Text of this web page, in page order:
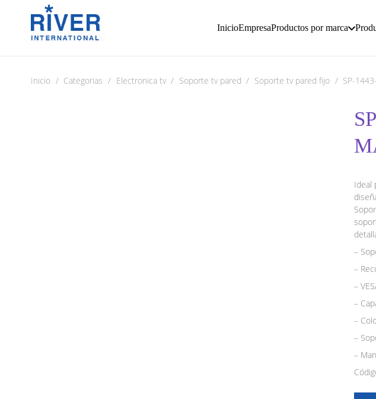
InicioEmpresaProductos por marca
Inicio / Categorias / Electronica tv / Soporte tv pared / Soporte tv pared fijo / SP-
Ideal
–
–
–
–
–
–
–